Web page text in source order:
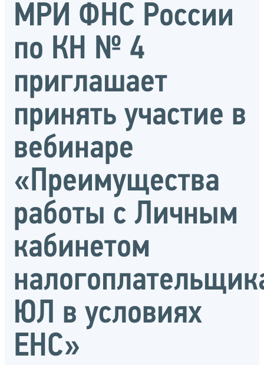
МРИ ФНС России
по КН № 4
приглашает
принять участие в
вебинаре
«Преимущества
работы с Личным
кабинетом
ЮЛ в условиях
ЕНС»